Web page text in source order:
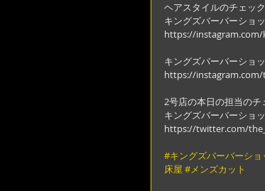
ヘアスタイルのチェッ
キングズバーバーショ
https://
キングズバーバーショ
https://
2号店の本日の担当のチ
キングズバーバーショ
https://twitter.com/
#キングズバーバーショ
床屋 #メンズカット